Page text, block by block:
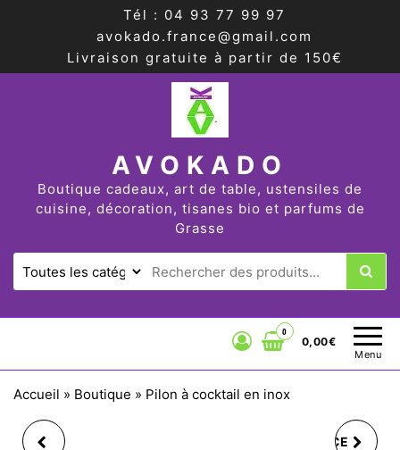
Tél : 04 93 77 99 97
avokado.france@gmail.com
Livraison gratuite à partir de 150€
AVOKADO
Boutique cadeaux, art de table, ustensiles de
cuisine, décoration, tisanes bio et parfums de
Grasse
Menu
0
0,00€
Accueil » Boutique » Pilon à cocktail en inox
CUILLÈRE À THÉ PINCE